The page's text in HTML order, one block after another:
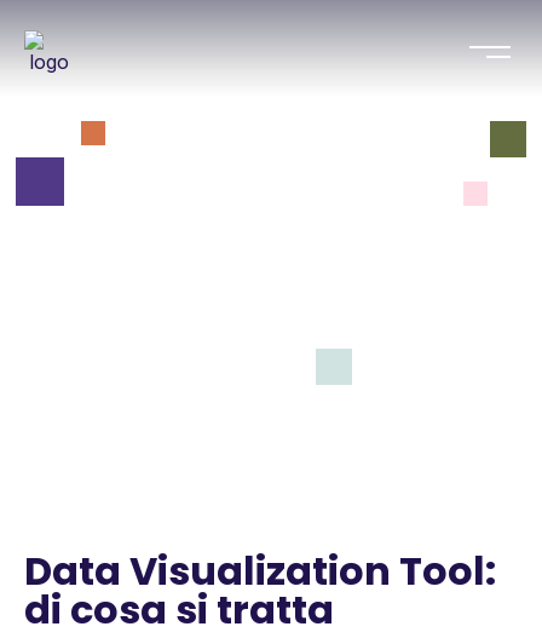
Data Visualization Tool:
di cosa si tratta